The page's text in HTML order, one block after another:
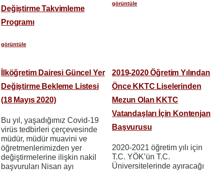
Değiştirme Takvimleme
Programı
görüntüle
görüntüle
İlköğretim Dairesi Güncel Yer
Değiştirme Bekleme Listesi
(18 Mayıs 2020)
Bu yıl, yaşadığımız Covid-19
virüs tedbirleri çerçevesinde
müdür, müdür muavini ve
öğretmenlerimizden yer
değiştirmelerine ilişkin nakil
başvuruları Nisan ayı
2019-2020 Öğretim Yılından
Önce KKTC Liselerinden
Mezun Olan KKTC
Vatandaşları İçin Kontenjan
Başvurusu
2020-2021 öğretim yılı için
T.C. YÖK’ün T.C.
Üniversitelerinde ayıracağı